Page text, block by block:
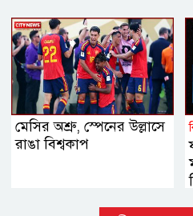
মেসির অশ্রু, স্পেনের উল্লাসে
রাঙা বিশ্বকাপ